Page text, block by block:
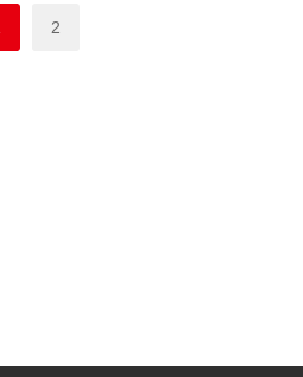
2